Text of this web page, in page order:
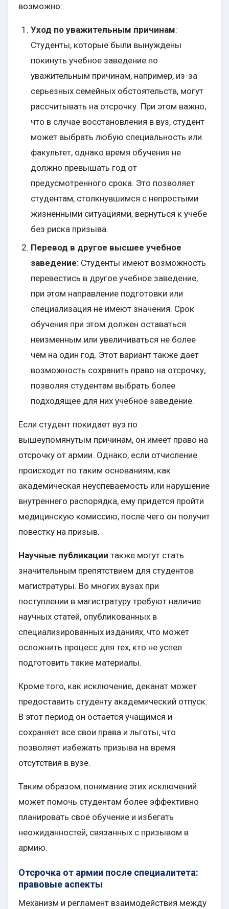
возможно:
Уход по уважительным причинам:
Студенты, которые были вынуждены
покинуть учебное заведение по
уважительным причинам, например, из-за
серьезных семейных обстоятельств, могут
рассчитывать на отсрочку. При этом важно,
что в случае восстановления в вуз, студент
может выбрать любую специальность или
факультет, однако время обучения не
должно превышать год от
предусмотренного срока. Это позволяет
студентам, столкнувшимся с непростыми
жизненными ситуациями, вернуться к учебе
без риска призыва.
Перевод в другое высшее учебное
заведение: Студенты имеют возможность
перевестись в другое учебное заведение,
при этом направление подготовки или
специализация не имеют значения. Срок
обучения при этом должен оставаться
неизменным или увеличиваться не более
чем на один год. Этот вариант также дает
возможность сохранить право на отсрочку,
позволяя студентам выбрать более
подходящее для них учебное заведение.
Если студент покидает вуз по
вышеупомянутым причинам, он имеет право на
отсрочку от армии. Однако, если отчисление
происходит по таким основаниям, как
академическая неуспеваемость или нарушение
внутреннего распорядка, ему придется пройти
медицинскую комиссию, после чего он получит
повестку на призыв.
Научные публикации также могут стать
значительным препятствием для студентов
магистратуры. Во многих вузах при
поступлении в магистратуру требуют наличие
научных статей, опубликованных в
специализированных изданиях, что может
осложнить процесс для тех, кто не успел
подготовить такие материалы.
Кроме того, как исключение, деканат может
предоставить студенту академический отпуск.
В этот период он остается учащимся и
сохраняет все свои права и льготы, что
позволяет избежать призыва на время
отсутствия в вузе.
Таким образом, понимание этих исключений
может помочь студентам более эффективно
планировать своё обучение и избегать
неожиданностей, связанных с призывом в
армию.
Отсрочка от армии после специалитета:
правовые аспекты
Механизм и регламент взаимодействия между